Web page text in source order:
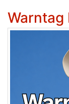
Warntag